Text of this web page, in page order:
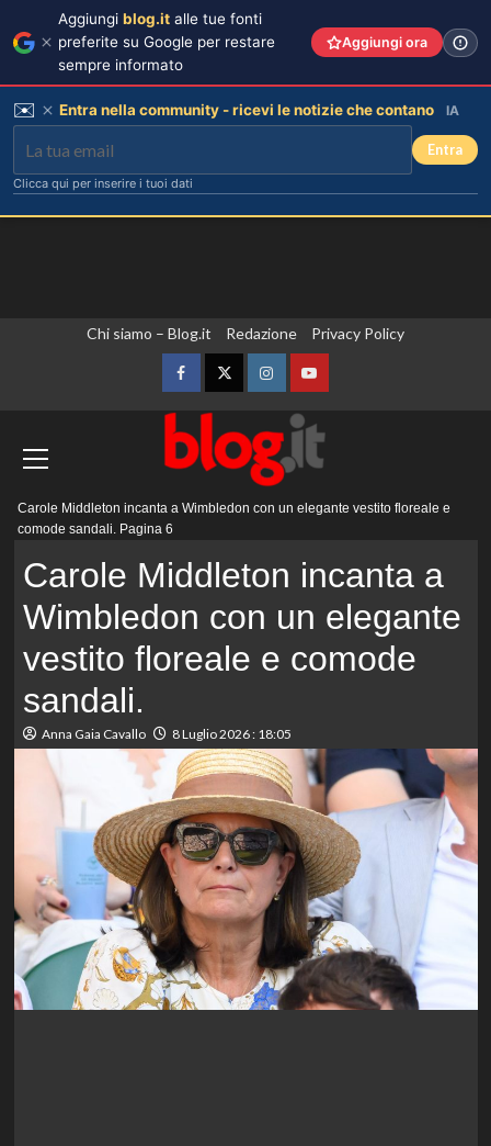
Chi siamo – Blog.it Redazione Privacy Policy
FacebookTwitterInstagramYouTube
principale
Carole Middleton incanta a Wimbledon con un elegante vestito floreale e
comode sandali. Pagina 6
Carole Middleton incanta a
Wimbledon con un elegante
vestito floreale e comode
sandali.
Anna Gaia Cavallo 8 Luglio 2026 : 18:05
Aggiungi blog.it alle tue fonti
preferite su Google per restare
sempre informato
Aggiungi ora
✉️ Entra nella community - ricevi le notizie che contano IA
Entra
Clicca qui per inserire i tuoi dati